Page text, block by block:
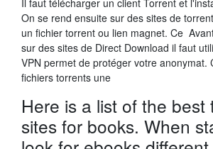
Il faut télécharger un client Torrent et
On se rend ensuite sur des sites de
un fichier torrent ou lien magnet. Ce
sur des sites de Direct Download il faut
VPN permet de protéger votre anonymat.
fichiers torrents une
Here is a list of the best
sites for books. When